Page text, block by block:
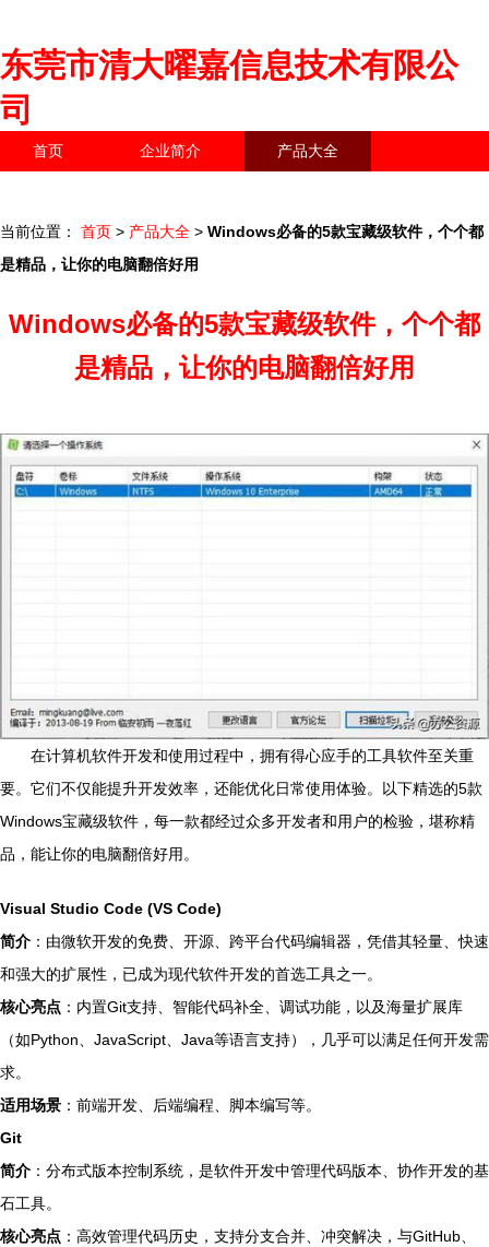
东莞市清大曜嘉信息技术有限公
司
首页 企业简介 产品大全
当前位置： 首页 > 产品大全 > Windows必备的5款宝藏级软件，个个都
是精品，让你的电脑翻倍好用
Windows必备的5款宝藏级软件，个个都
是精品，让你的电脑翻倍好用
在计算机软件开发和使用过程中，拥有得心应手的工具软件至关重
要。它们不仅能提升开发效率，还能优化日常使用体验。以下精选的5款
Windows宝藏级软件，每一款都经过众多开发者和用户的检验，堪称精
品，能让你的电脑翻倍好用。
Visual Studio Code (VS Code)
简介 ：由微软开发的免费、开源、跨平台代码编辑器，凭借其轻量、快速
和强大的扩展性，已成为现代软件开发的首选工具之一。
核心亮点 ：内置Git支持、智能代码补全、调试功能，以及海量扩展库
（如Python、JavaScript、Java等语言支持），几乎可以满足任何开发需
求。
适用场景 ：前端开发、后端编程、脚本编写等。
Git
简介 ：分布式版本控制系统，是软件开发中管理代码版本、协作开发的基
石工具。
核心亮点 ：高效管理代码历史，支持分支合并、冲突解决，与GitHub、